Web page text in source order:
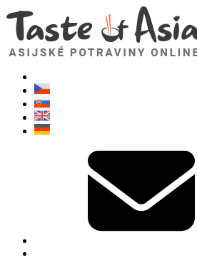
TasteOfAsia.cz
Neváhejte se zeptat. Jsem tady pro